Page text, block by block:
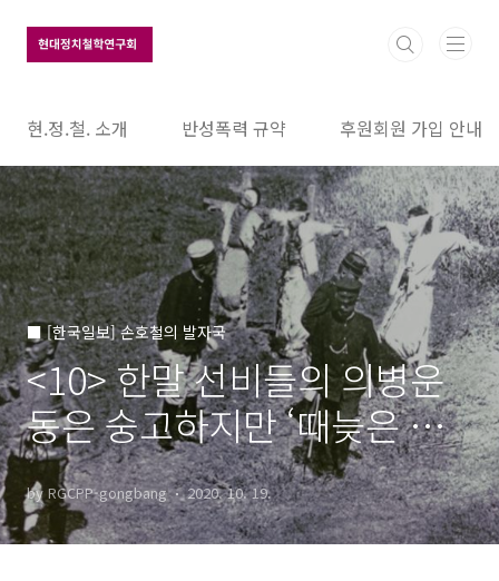
현.정.철. 소개 반성폭력 규약 후원회원 가입 안내
■ [한국일보] 손호철의 발자국
<10> 한말 선비들의 의병운
동은 숭고하지만 ‘때늦은 애
국’이었다
by RGCPP-gongbang 2020. 10. 19.